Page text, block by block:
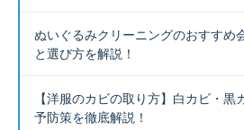
ぬいぐるみクリーニングのおすすめ
と選び方を解説！
【洋服のカビの取り方】白カビ・黒
予防策を徹底解説！